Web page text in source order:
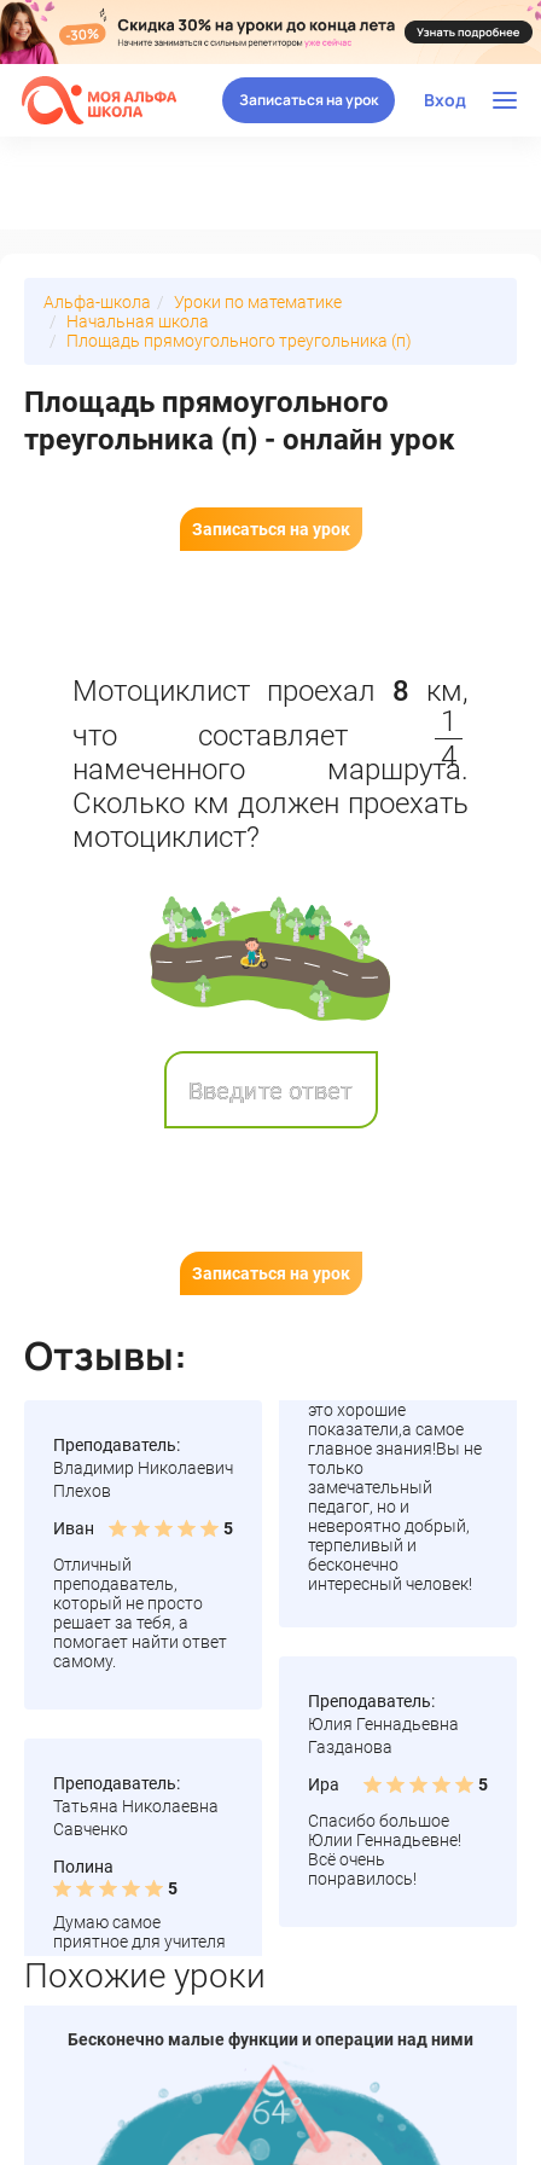
Вход
Записаться на урок
Альфа-школа
Уроки по математике
Начальная школа
Площадь прямоугольного треугольника (п)
Площадь прямоугольного
треугольника (п) - онлайн урок
Записаться на урок
Мотоциклист проехал 8 км,
что составляет
1
4
намеченного маршрута.
Сколько км должен проехать
мотоциклист?
Записаться на урок
Отзывы:
Преподаватель:
Владимир Николаевич
Плехов
Иван
5
Отличный
преподаватель,
который не просто
решает за тебя, а
помогает найти ответ
самому.
Преподаватель:
Татьяна Николаевна
Савченко
Полина
5
Думаю самое
приятное для учителя
это хорошие
показатели,а самое
главное знания!Вы не
только
замечательный
педагог, но и
невероятно добрый,
терпеливый и
бесконечно
интересный человек!
Преподаватель:
Юлия Геннадьевна
Газданова
Ира
5
Спасибо большое
Юлии Геннадьевне!
Всё очень
понравилось!
Похожие уроки
Бесконечно малые функции и операции над ними